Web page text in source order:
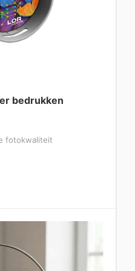
bedrukken
fotokwaliteit